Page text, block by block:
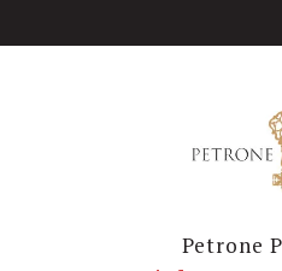
Petrone